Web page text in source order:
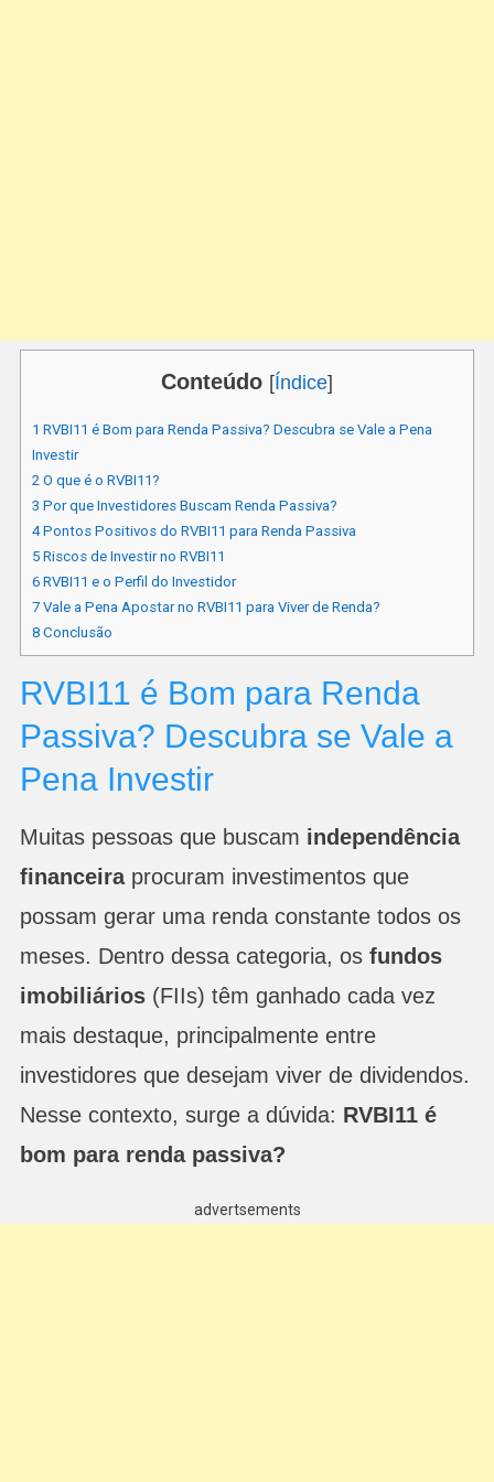
Conteúdo [Índice]
1 RVBI11 é Bom para Renda Passiva? Descubra se Vale a Pena
Investir
2 O que é o RVBI11?
3 Por que Investidores Buscam Renda Passiva?
4Pontos Positivos do RVBI11 para Renda Passiva
5Riscos de Investir no RVBI11
6RVBI11 e o Perfil do Investidor
7Vale a Pena Apostar no RVBI11 para Viver de Renda?
8Conclusão
RVBI11 é Bom para Renda
Passiva? Descubra se Vale a
Pena Investir
Muitas pessoas que buscam independência
financeiraprocuram investimentos que
possam gerar uma renda constante todos os
meses. Dentro dessa categoria, os fundos
imobiliários(FIIs) têm ganhado cada vez
mais destaque, principalmente entre
investidores que desejam viver de dividendos.
Nesse contexto, surge a dúvida: RVBI11 é
bom para renda passiva?
advertsements